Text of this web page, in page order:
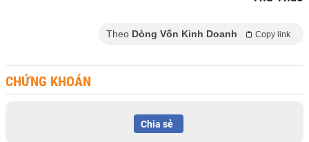
Theo Dòng Vốn Kinh Doanh Copy link
CHỨNG KHOÁN
Chia sẻ